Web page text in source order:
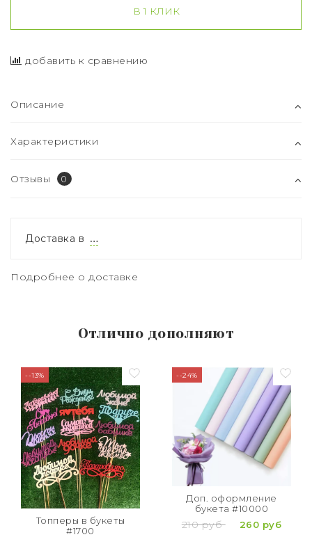
В 1 КЛИК
добавить к сравнению
Описание
Характеристики
Отзывы 0
Доставка в …
Подробнее о доставке
Отлично дополняют
--13%
Топперы в букеты
#1700
--24%
Доп. оформление
букета #10000
210 руб 260 руб